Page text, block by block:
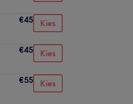
€45 Kies
€45 Kies
€55 Kies